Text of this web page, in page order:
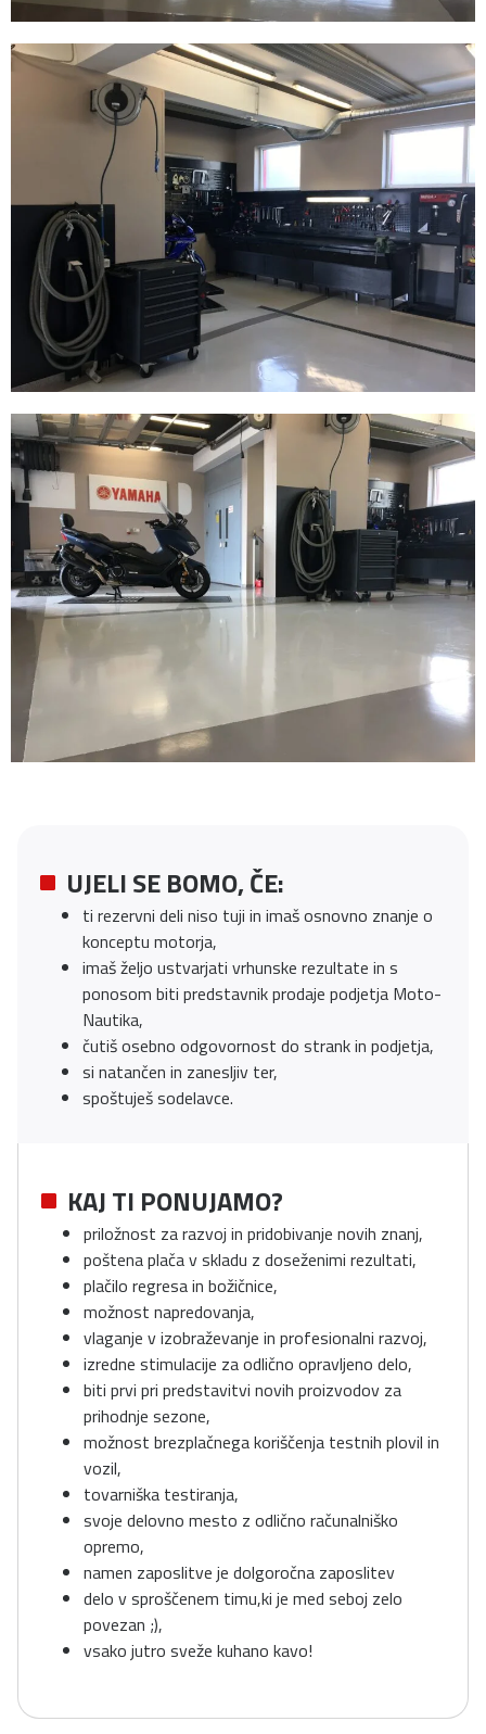
KAJ TI PONUJAMO?
priložnost za razvoj in pridobivanje novih znanj,
poštena plača v skladu z doseženimi rezultati,
plačilo regresa in božičnice,
možnost napredovanja,
vlaganje v izobraževanje in profesionalni razvoj,
izredne stimulacije za odlično opravljeno delo,
biti prvi pri predstavitvi novih proizvodov za
prihodnje sezone,
možnost brezplačnega koriščenja testnih plovil in
vozil,
tovarniška testiranja,
svoje delovno mesto z odlično računalniško
opremo,
namen zaposlitve je dolgoročna zaposlitev
delo v sproščenem timu,ki je med seboj zelo
povezan ;),
vsako jutro sveže kuhano kavo!
UJELI SE BOMO, ČE:
ti rezervni deli niso tuji in imaš osnovno znanje o
konceptu motorja,
imaš željo ustvarjati vrhunske rezultate in s
ponosom biti predstavnik prodaje podjetja Moto-
Nautika,
čutiš osebno odgovornost do strank in podjetja,
si natančen in zanesljiv ter,
spoštuješ sodelavce.